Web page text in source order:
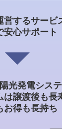
するサービ
安心サポート
光発電システ
は譲渡後も長
お得も長持ち